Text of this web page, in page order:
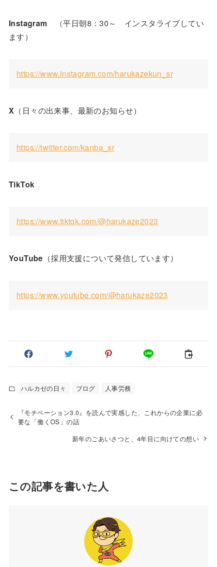
Instagram
（平日朝8：30～ インスタライブしてい
ます）
https://www.instagram.com/harukazekun_sr
X （日々の出来事、最新のお知らせ）
https://twitter.com/kanba_sr
TikTok
https://www.tiktok.com/@harukaze2023
YouTube （採用支援について発信しています）
https://www.youtube.com/@harukaze2023
ハルカゼの日々 ブログ 人事労務
『モチベーション3.0』を読んで実感した、これからの企業に必
要な「働くOS」の話
新年のごあいさつと、4年目に向けての想い
この記事を書いた人